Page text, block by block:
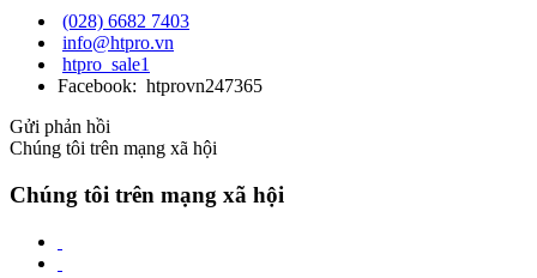
(028) 6682 7403
info@htpro.vn
htpro_sale1
Facebook: htprovn247365
Gửi phản hồi
Chúng tôi trên mạng xã hội
Chúng tôi trên mạng xã hội